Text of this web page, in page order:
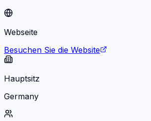
Webseite
Besuchen Sie die Website
Hauptsitz
Germany